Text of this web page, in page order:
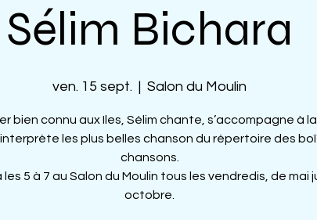
Sélim Bichara
ven. 15 sept.
  |
Salon du Moulin
bien connu aux Iles, Sélim chante, s’accompagne à
les plus belles chanson du répertoire des
chansons.
5 à 7 au Salon du Moulin tous les vendredis, de mai
octobre.